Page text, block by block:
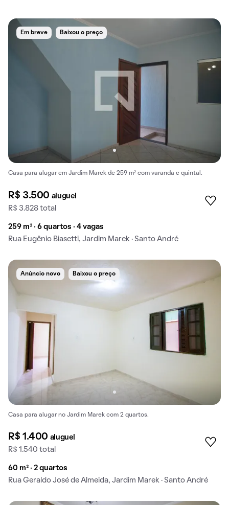
Em breve Baixou o preço
Casa para alugar em Jardim Marek de 259 m² com varanda e quintal.
R$ 3.500 aluguel
R$ 3.828 total
259 m² · 6 quartos · 4 vagas
Rua Eugênio Biasetti, Jardim Marek · Santo André
Anúncio novo Baixou o preço
Casa para alugar no Jardim Marek com 2 quartos.
R$ 1.400 aluguel
R$ 1.540 total
60 m² · 2 quartos
Rua Geraldo José de Almeida, Jardim Marek · Santo André